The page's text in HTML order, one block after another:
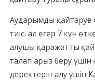
Аударымды қайтаруға
тиіс, ал егер 7 күн
алушы қаражатты
талап арыз беру
деректерін алу үшін